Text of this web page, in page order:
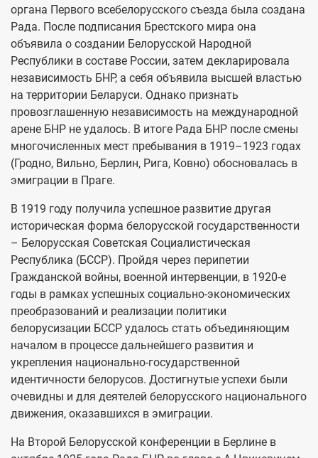
органа Первого всебелорусского съезда была создана
Рада. После подписания Брестского мира она
объявила о создании Белорусской Народной
Республики в составе России, затем декларировала
независимость БНР, а себя объявила высшей властью
на территории Беларуси. Однако признать
провозглашенную независимость на международной
арене БНР не удалось. В итоге Рада БНР после смены
многочисленных мест пребывания в 1919–1923 годах
(Гродно, Вильно, Берлин, Рига, Ковно) обосновалась в
эмиграции в Праге.
В 1919 году получила успешное развитие другая
историческая форма белорусской государственности
– Белорусская Советская Социалистическая
Республика (БССР). Пройдя через перипетии
Гражданской войны, военной интервенции, в 1920-е
годы в рамках успешных социально-экономических
преобразований и реализации политики
белорусизации БССР удалось стать объединяющим
началом в процессе дальнейшего развития и
укрепления национально-государственной
идентичности белорусов. Достигнутые успехи были
очевидны и для деятелей белорусского национального
движения, оказавшихся в эмиграции.
На Второй Белорусской конференции в Берлине в